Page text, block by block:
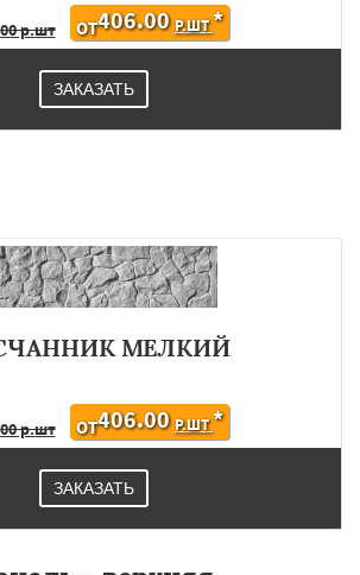
00 р.шт ОТ406.00 Р.ШТ*
ЗАКАЗАТЬ
МЕЛКИЙ
00 р.шт ОТ406.00 Р.ШТ*
ЗАКАЗАТЬ